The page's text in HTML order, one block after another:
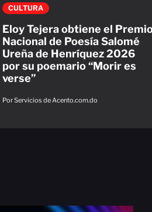
CULTURA
Eloy Tejera obtiene el
Nacional de Poesía Salomé
Ureña de Henríquez 2026
por su poemario “Morir es
verse”
Por Servicios de Acento.com.do